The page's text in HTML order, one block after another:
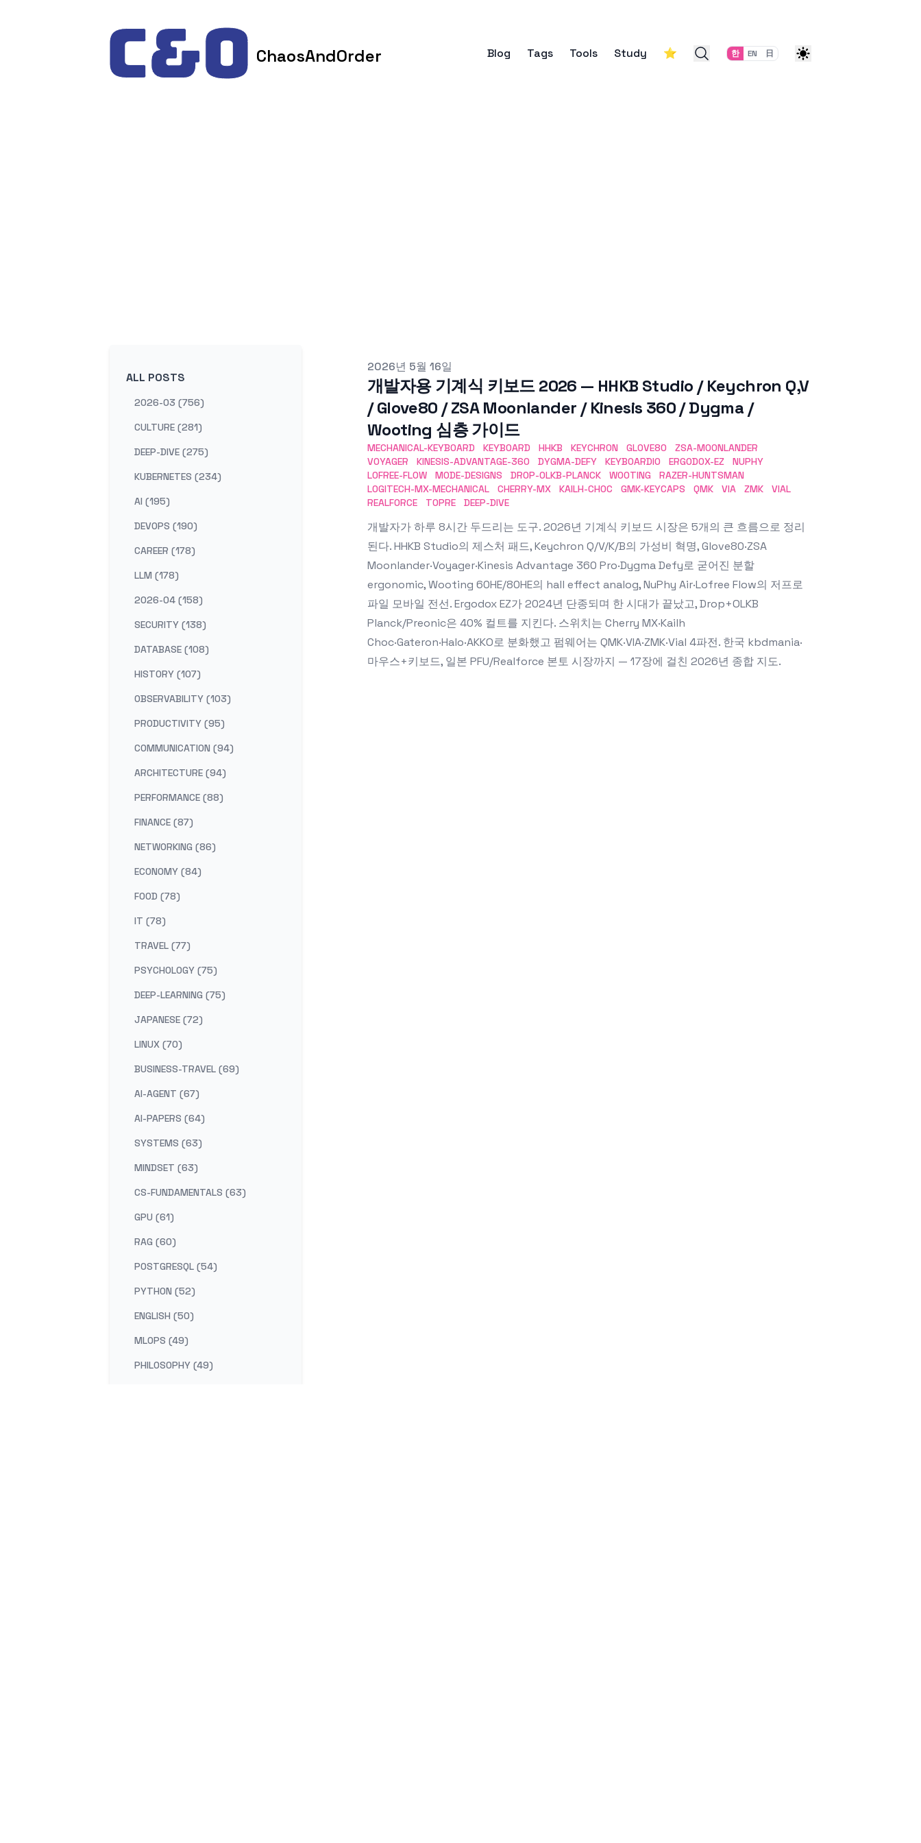
ChaosAndOrder Blog Tags Tools Study ⭐ 한 EN 日
ALL POSTS
2026-03 (756)
CULTURE (281)
DEEP-DIVE (275)
KUBERNETES (234)
AI (195)
DEVOPS (190)
CAREER (178)
LLM (178)
2026-04 (158)
SECURITY (138)
DATABASE (108)
HISTORY (107)
OBSERVABILITY (103)
PRODUCTIVITY (95)
COMMUNICATION (94)
ARCHITECTURE (94)
PERFORMANCE (88)
FINANCE (87)
NETWORKING (86)
ECONOMY (84)
FOOD (78)
IT (78)
TRAVEL (77)
PSYCHOLOGY (75)
DEEP-LEARNING (75)
JAPANESE (72)
LINUX (70)
BUSINESS-TRAVEL (69)
AI-AGENT (67)
AI-PAPERS (64)
SYSTEMS (63)
MINDSET (63)
CS-FUNDAMENTALS (63)
GPU (61)
RAG (60)
POSTGRESQL (54)
PYTHON (52)
ENGLISH (50)
MLOPS (49)
PHILOSOPHY (49)
Published on
2026년 5월 16일
개발자용 기계식 키보드 2026 — HHKB Studio / Keychron Q,V
/ Glove80 / ZSA Moonlander / Kinesis 360 / Dygma /
Wooting 심층 가이드
MECHANICAL-KEYBOARD KEYBOARD HHKB KEYCHRON GLOVE80
ZSA-MOONLANDER
VOYAGER
KINESIS-ADVANTAGE-360 DYGMA-DEFY KEYBOARDIO ERGODOX-EZ
NUPHY
LOFREE-FLOW
MODE-DESIGNS DROP-OLKB-PLANCK WOOTING
RAZER-HUNTSMAN
LOGITECH-MX-MECHANICAL
CHERRY-MX KAILH-CHOC GMK-KEYCAPS QMK VIA ZMK
VIAL
REALFORCE
TOPRE DEEP-DIVE
개발자가 하루 8시간 두드리는 도구. 2026년 기계식 키보드 시장은 5개의 큰 흐름으로 정리
된다. HHKB Studio의 제스처 패드, Keychron Q/V/K/B의 가성비 혁명, Glove80·ZSA
Moonlander·Voyager·Kinesis Advantage 360 Pro·Dygma Defy로 굳어진 분할
ergonomic, Wooting 60HE/80HE의 hall effect analog, NuPhy Air·Lofree Flow의 저프로
파일 모바일 전선. Ergodox EZ가 2024년 단종되며 한 시대가 끝났고, Drop+OLKB
Planck/Preonic은 40% 컬트를 지킨다. 스위치는 Cherry MX·Kailh
Choc·Gateron·Halo·AKKO로 분화했고 펌웨어는 QMK·VIA·ZMK·Vial 4파전. 한국 kbdmania·
마우스+키보드, 일본 PFU/Realforce 본토 시장까지 — 17장에 걸친 2026년 종합 지도.